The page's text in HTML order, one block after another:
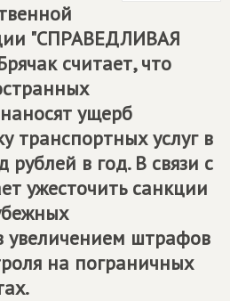
"СПРАВЕДЛИВАЯ
считает, что
ущерб
транспортных услуг в
в год. В связи с
ужесточить санкции
увеличением штрафов
на пограничных